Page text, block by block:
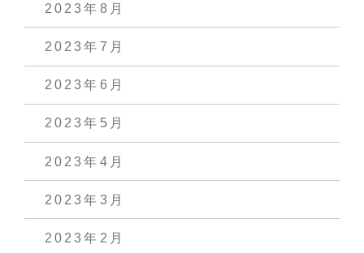
2023年8月
2023年7月
2023年6月
2023年5月
2023年4月
2023年3月
2023年2月